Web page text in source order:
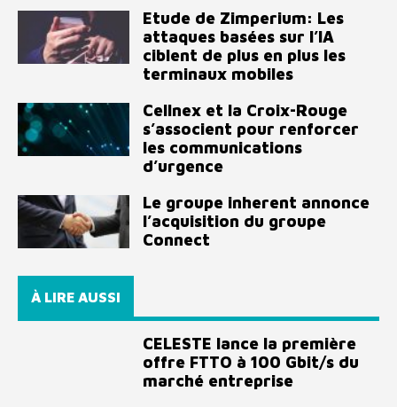
Etude de Zimperium: Les
attaques basées sur l’IA
ciblent de plus en plus les
terminaux mobiles
Cellnex et la Croix-Rouge
s’associent pour renforcer
les communications
d’urgence
Le groupe inherent annonce
l’acquisition du groupe
Connect
À LIRE AUSSI
CELESTE lance la première
offre FTTO à 100 Gbit/s du
marché entreprise